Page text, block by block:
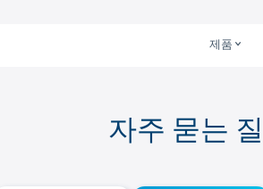
제품
자주 묻는